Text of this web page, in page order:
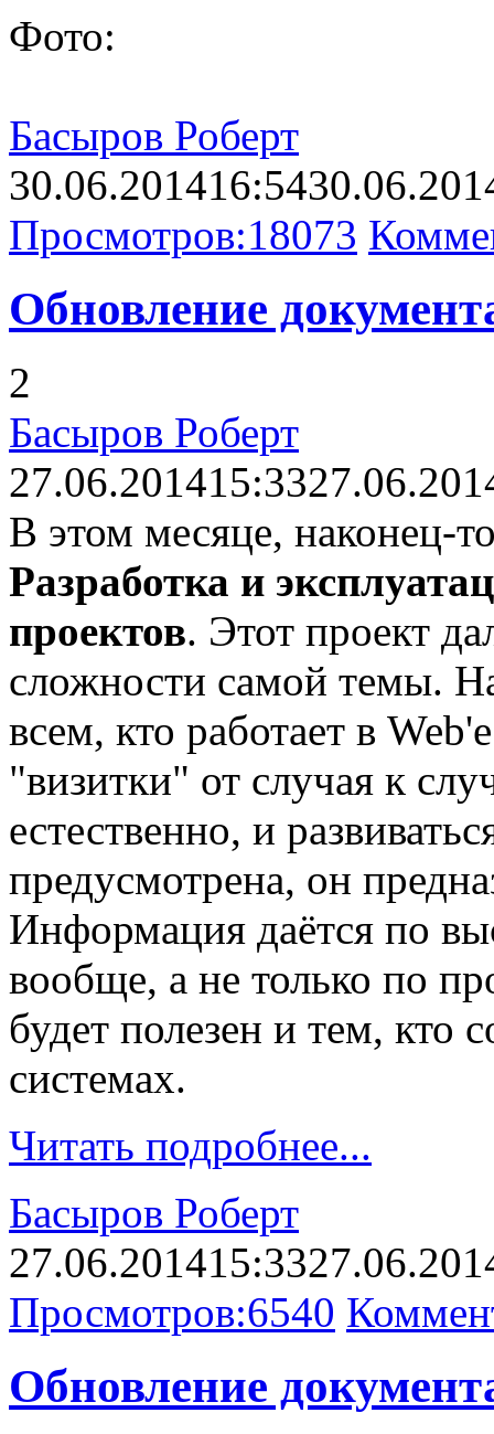
Фото:
Басыров Роберт
30.06.201416:54
Просмотров:18073
Обновление
2
Басыров Роберт
27.06.201415:33
В этом месяце, наконец-
Разработка и
проектов. Этот проект
сложности самой темы.
всем, кто работает в
"визитки" от случая к
естественно, и
предусмотрена, он
Информация даётся по
вообще, а не только по
будет полезен и тем, кто
системах.
Читать подробнее...
Басыров Роберт
27.06.201415:33
Просмотров:6540
Обновление